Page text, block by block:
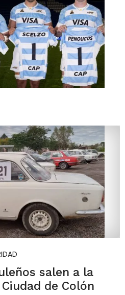
salen a la
de Colón